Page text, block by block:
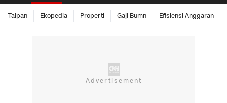
Taipan Ekopedia Properti Gaji Bumn Efisiensi Anggaran